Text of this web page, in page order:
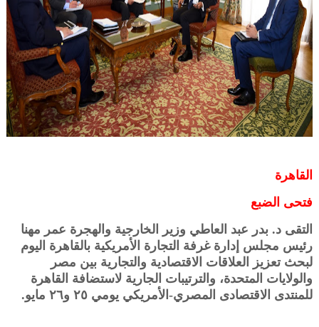
القاهرة
فتحى الضبع
التقى د. بدر عبد العاطي وزير الخارجية والهجرة عمر مهنا
رئيس مجلس إدارة غرفة التجارة الأمريكية بالقاهرة اليوم
لبحث تعزيز العلاقات الاقتصادية والتجارية بين مصر
والولايات المتحدة، والترتيبات الجارية لاستضافة القاهرة
للمنتدى الاقتصادى المصري-الأمريكي يومي ٢٥ و٢٦ مايو.